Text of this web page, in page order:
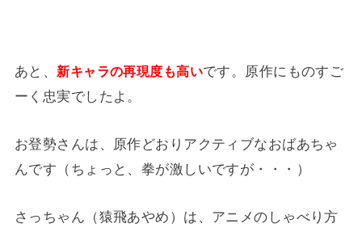
あと、新キャラの再現度も高いです。原作にものすご
ーく忠実でしたよ。
お登勢さんは、原作どおりアクティブなおばあちゃ
んです（ちょっと、拳が激しいですが・・・）
さっちゃん（猿飛あやめ）は、アニメのしゃべり方